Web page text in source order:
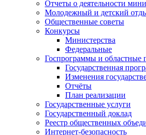
Отчеты о деятельности
Молодежный и детский
Общественные советы
Конкурсы
Министерства
Федеральные
Госпрограммы и областные
Государственная
Изменения
Отчёты
План реализации
Государственные услуги
Государственный доклад
Реестр общественных
Интернет-безопасность